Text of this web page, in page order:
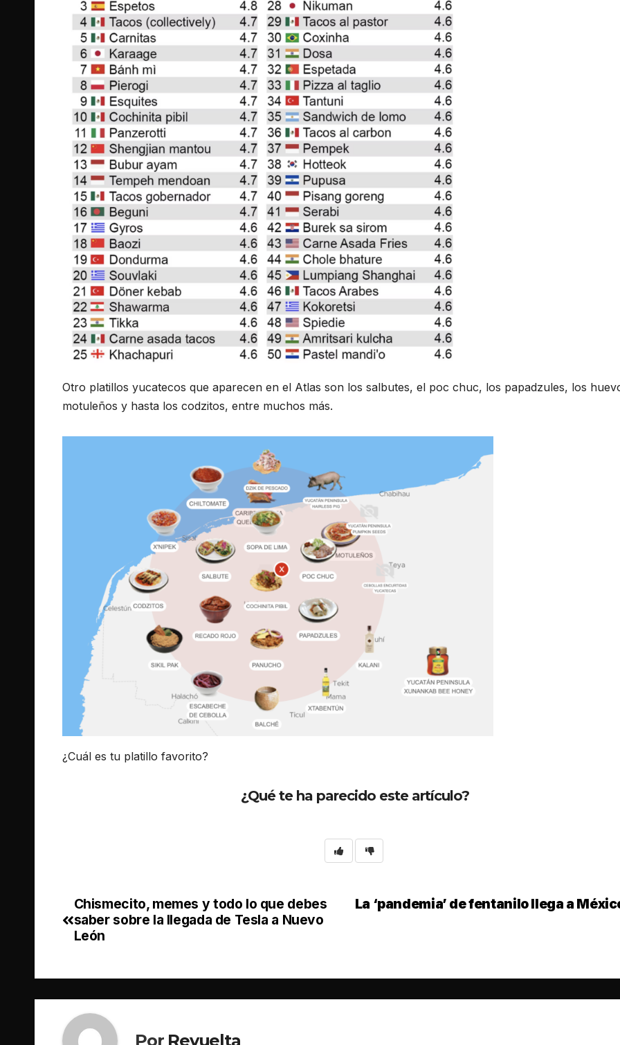
Otro platillos yucatecos que aparecen en el Atlas son los salbutes, el poc chuc, los papadzules, los
motuleños y hasta los codzitos, entre muchos más.
¿Cuál es tu platillo favorito?
¿Qué te ha parecido este artículo?
La ‘pandemia’ de fentanilo llega a
Chismecito, memes y todo lo que debes
saber sobre la llegada de Tesla a Nuevo
León
Por Revuelta